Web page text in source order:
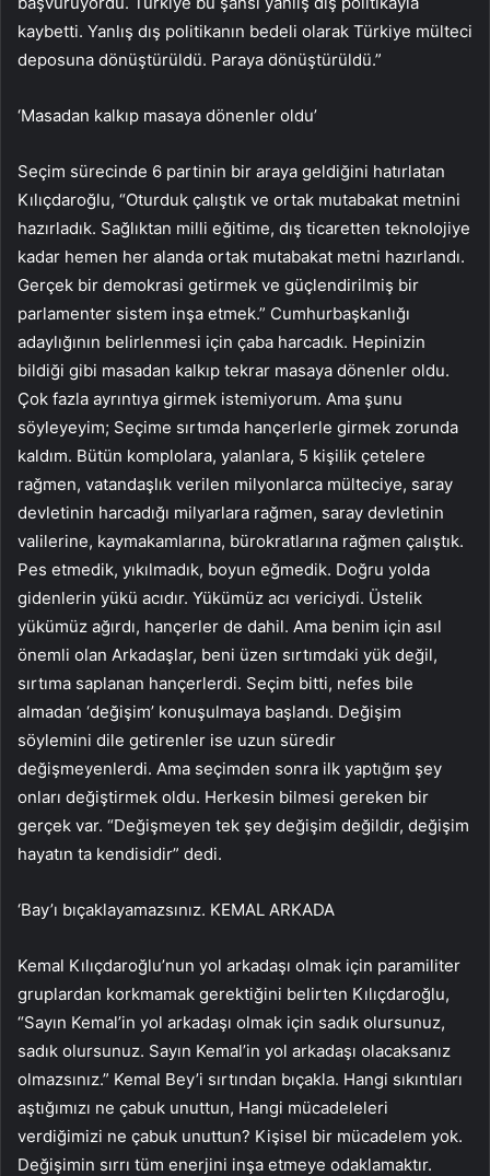
kaybetti. Yanlış dış politikanın bedeli olarak Türkiye mülteci
deposuna dönüştürüldü. Paraya dönüştürüldü.”
‘Masadan kalkıp masaya dönenler oldu’
Seçim sürecinde 6 partinin bir araya geldiğini hatırlatan
Kılıçdaroğlu, “Oturduk çalıştık ve ortak mutabakat metnini
hazırladık. Sağlıktan milli eğitime, dış ticaretten teknolojiye
kadar hemen her alanda ortak mutabakat metni hazırlandı.
Gerçek bir demokrasi getirmek ve güçlendirilmiş bir
parlamenter sistem inşa etmek.” Cumhurbaşkanlığı
adaylığının belirlenmesi için çaba harcadık. Hepinizin
bildiği gibi masadan kalkıp tekrar masaya dönenler oldu.
Çok fazla ayrıntıya girmek istemiyorum. Ama şunu
söyleyeyim; Seçime sırtımda hançerlerle girmek zorunda
kaldım. Bütün komplolara, yalanlara, 5 kişilik çetelere
rağmen, vatandaşlık verilen milyonlarca mülteciye, saray
devletinin harcadığı milyarlara rağmen, saray devletinin
valilerine, kaymakamlarına, bürokratlarına rağmen çalıştık.
Pes etmedik, yıkılmadık, boyun eğmedik. Doğru yolda
gidenlerin yükü acıdır. Yükümüz acı vericiydi. Üstelik
yükümüz ağırdı, hançerler de dahil. Ama benim için asıl
önemli olan Arkadaşlar, beni üzen sırtımdaki yük değil,
sırtıma saplanan hançerlerdi. Seçim bitti, nefes bile
almadan ‘değişim’ konuşulmaya başlandı. Değişim
söylemini dile getirenler ise uzun süredir
değişmeyenlerdi. Ama seçimden sonra ilk yaptığım şey
onları değiştirmek oldu. Herkesin bilmesi gereken bir
gerçek var. “Değişmeyen tek şey değişim değildir, değişim
hayatın ta kendisidir” dedi.
‘Bay’ı bıçaklayamazsınız. KEMAL ARKADA
Kemal Kılıçdaroğlu’nun yol arkadaşı olmak için paramiliter
gruplardan korkmamak gerektiğini belirten Kılıçdaroğlu,
“Sayın Kemal’in yol arkadaşı olmak için sadık olursunuz,
sadık olursunuz. Sayın Kemal’in yol arkadaşı olacaksanız
olmazsınız.” Kemal Bey’i sırtından bıçakla. Hangi sıkıntıları
aştığımızı ne çabuk unuttun, Hangi mücadeleleri
verdiğimizi ne çabuk unuttun? Kişisel bir mücadelem yok.
Değişimin sırrı tüm enerjini inşa etmeye odaklamaktır.